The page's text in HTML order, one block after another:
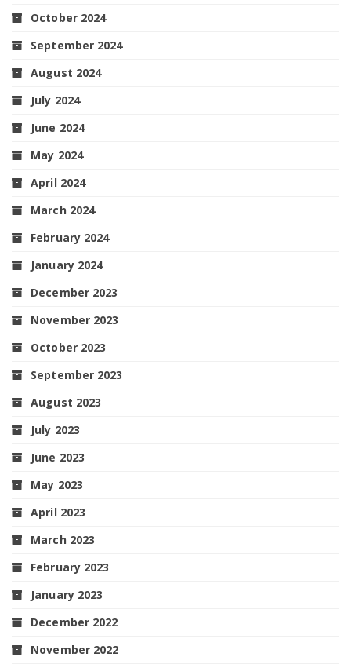
October 2024
September 2024
August 2024
July 2024
June 2024
May 2024
April 2024
March 2024
February 2024
January 2024
December 2023
November 2023
October 2023
September 2023
August 2023
July 2023
June 2023
May 2023
April 2023
March 2023
February 2023
January 2023
December 2022
November 2022